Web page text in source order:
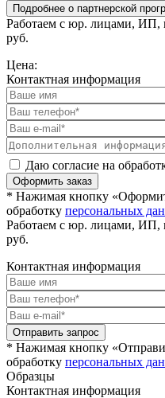
Подробнее о партнерской
Работаем с юр. лицами, ИП,
руб.
Цена:
Контактная информация
Даю согласие на
Оформить заказ
* Нажимая кнопку
обработку персональных
Работаем с юр. лицами, ИП,
руб.
Контактная информация
Отправить запрос
* Нажимая кнопку
обработку персональных
Образцы
Контактная информация